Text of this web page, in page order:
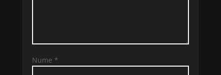
Nume *